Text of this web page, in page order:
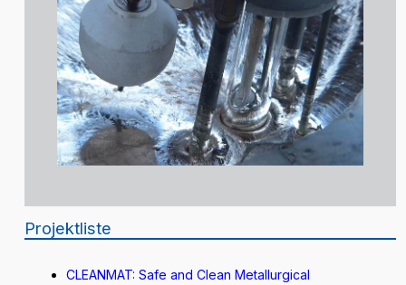
Projektliste
CLEANMAT: Safe and Clean Metallurgical